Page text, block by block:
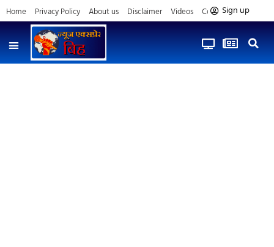
Home Privacy Policy About us Disclaimer Videos Contact us
Sign up